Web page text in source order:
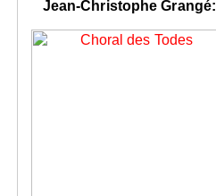
Jean-Christophe Grangé: